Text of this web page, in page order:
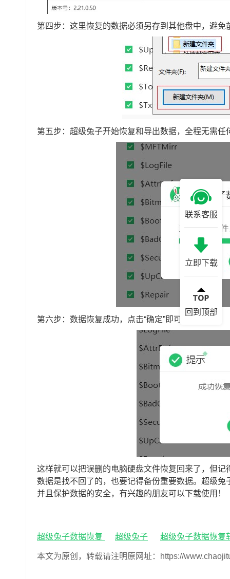
第四步：这里恢复的数据必须另存到其他盘中，避免
第五步：超级兔子开始恢复和导出数据，全程无需任
第六步：数据恢复成功，点击“确定”即可。
这样就可以把误删的电脑硬盘文件恢复回来了，但
数据是找不回了的，也要记得备份重要数据。超级
并且保护数据的安全，有兴趣的朋友可以下载使用！
超级兔子数据恢复 超级兔子 超级兔子数据恢复
本文为原创，转载请注明原网址：https://
联系客服
立即下载
回到顶部